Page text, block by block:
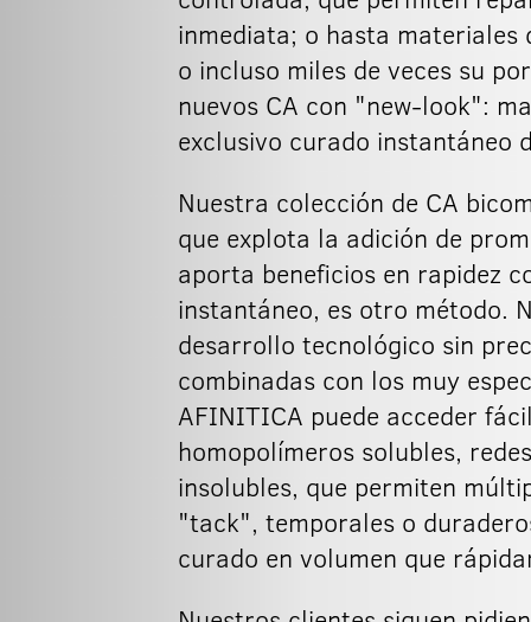
inmediata; o hasta materiales
o incluso miles de veces su
nuevos CA con "new-look":
exclusivo curado instantáneo
Nuestra colección de CA
que explota la adición de
aporta beneficios en rapidez
instantáneo, es otro método.
desarrollo tecnológico sin
combinadas con los muy
AFINITICA puede acceder
homopolímeros solubles,
insolubles, que permiten
"tack", temporales o
curado en volumen que